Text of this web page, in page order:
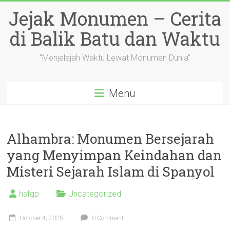
content
Jejak Monumen – Cerita
di Balik Batu dan Waktu
"Menjelajah Waktu Lewat Monumen Dunia"
Menu
Alhambra: Monumen Bersejarah
yang Menyimpan Keindahan dan
Misteri Sejarah Islam di Spanyol
hsfqp Uncategorized
October 4, 2025 0 Comment